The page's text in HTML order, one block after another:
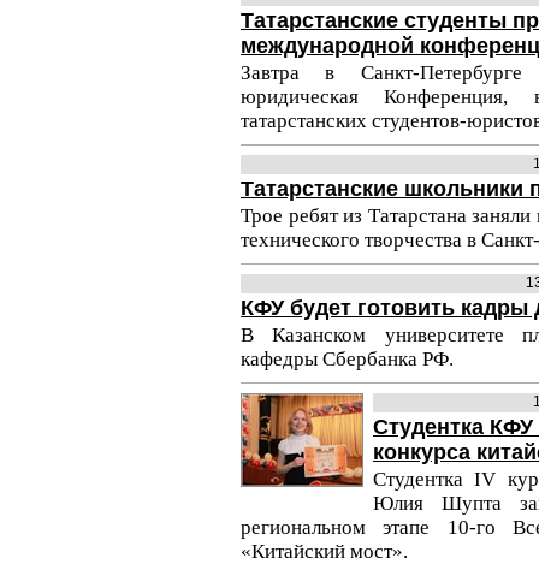
Татарстанские студенты
международной
Завтра в Санкт-Петербурге
юридическая
татарстанских студентов-
Татарстанские школьники
Трое ребят из Татарстана
технического творчества в
КФУ будет готовить кадры
В Казанском университете
кафедры Сбербанка РФ.
Студентка
конкурса
Студентка IV
Юлия Шупта
региональном этапе 10-го
«Китайский мост».